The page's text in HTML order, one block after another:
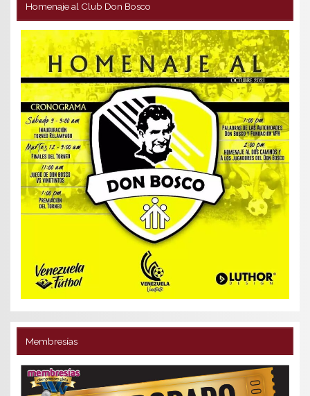
Homenaje al Club Don Bosco
Membresías